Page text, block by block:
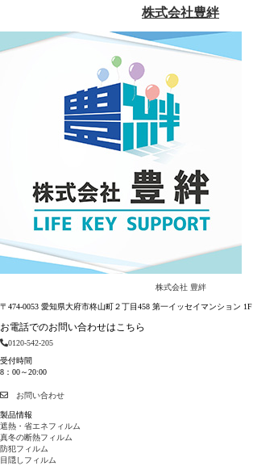
株式会社 豊絆
〒474-0053 愛知県大府市柊山町２丁目458 第一イッセイマンション 1F
お電話でのお問い合わせはこちら
0120-542-205
受付時間
8：00～20:00
お問い合わせ
製品情報
遮熱・省エネフィルム
真冬の断熱フィルム
防犯フィルム
目隠しフィルム